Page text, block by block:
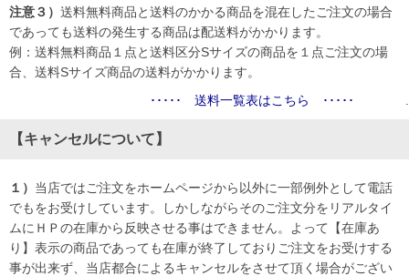
注意３） 送料無料商品と送料のかかる商品を混在したご注文の場合
であっても送料の発生する商品は配送料がかかります。
例：送料無料商品１点と送料区分Sサイズの商品を１点ご注文の場
合、送料Sサイズ商品の送料がかかります。
･････ 送料一覧表はこちら ･････
【キャンセルについて】
１） 当店ではご注文をホームページから以外に一部例外として電話
でもをお受けしています。しかしながらそのご注文分をリアルタイ
ムにＨＰの在庫から反映させる事はできません。よって【在庫あ
り】表示の商品であっても在庫が終了しておりご注文をお受けする
事が出来ず、当店都合によるキャンセルをさせて頂く場合がござい